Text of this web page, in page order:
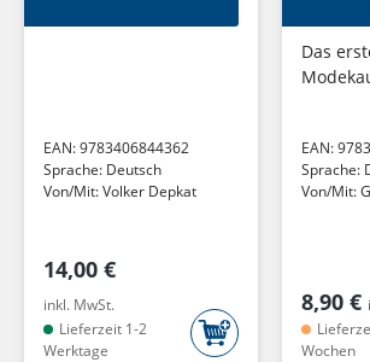
EAN:9783406844362
Sprache: Deutsch
Von/Mit:Volker Depkat
14,00 €
inkl. MwSt.
Lieferzeit 1-2
Werktage
Das
EAN:
Sprache:
Von/Mit:
8,90 €
Wochen